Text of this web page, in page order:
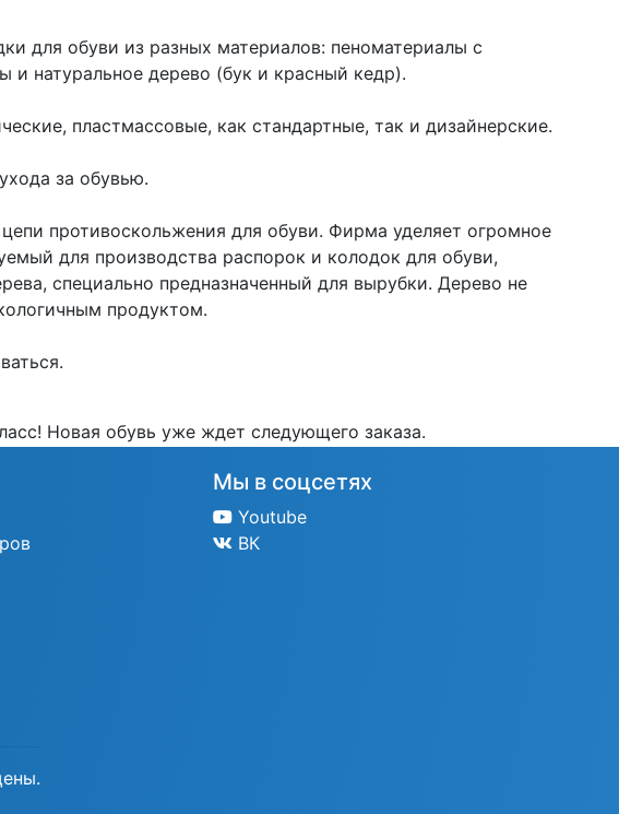
для обуви из разных материалов: пеноматериалы с
и натуральное дерево (бук и красный кедр).
пластмассовые, как стандартные, так и дизайнерские.
за обувью.
противоскольжения для обуви. Фирма уделяет огромное
для производства распорок и колодок для обуви,
специально предназначенный для вырубки. Дерево не
продуктом.
Новая обувь уже ждет следующего заказа.
Мы в соцсетях
Youtube
ВК